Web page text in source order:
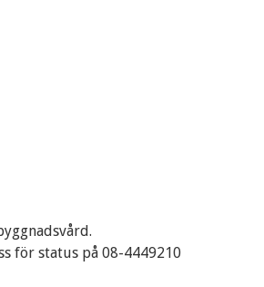
för status på 08-4449210